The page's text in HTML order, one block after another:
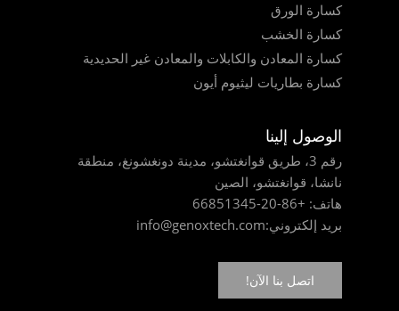
كسارة الورق
كسارة الخشب
كسارة المعادن والكابلات والمعادن غير الحديدية
كسارة بطاريات ليثيوم أيون
الوصول إلينا
رقم 3، طريق قوانغتشو، مدينة دونغشونغ، منطقة
نانشا، قوانغتشو، الصين
هاتف: +86-20-66851345
بريد إلكتروني:info@genoxtech.com
اتصل بنا الآن!